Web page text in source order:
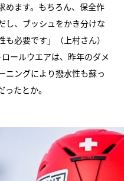
めます。もちろん、保全作
し、ブッシュをかき分けな
必要です」（上村さん）
ールウエアは、昨年のダメ
ニングにより撥水性も蘇っ
たとか。